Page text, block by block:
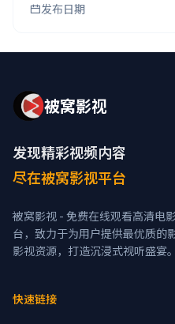
发布日期
被窝影视
发现精彩视频内容
尽在被窝影视平台
被窝影视 - 免费在线观看高清电
台，致力于为用户提供最优质的
影视资源，打造沉浸式视听盛宴。
快速链接